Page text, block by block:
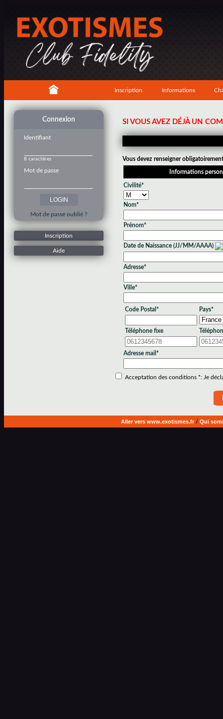
Inscription Informations
Connexion
Identifiant
8 caractères
Mot de passe
Mot de passe oublié ?
Inscription
Aide
SI VOUS AVEZ DÉJÀ UN
Vous devez renseigner
Informations
Civilité*
Nom*
Prénom*
Date de Naissance (JJ/MM/AAAA)
Adresse*
Ville*
Code Postal* Pays*
Téléphone fixe
Adresse mail*
Acceptation des conditions *: Je
Aller vers www.exotismes.fr/ Qui